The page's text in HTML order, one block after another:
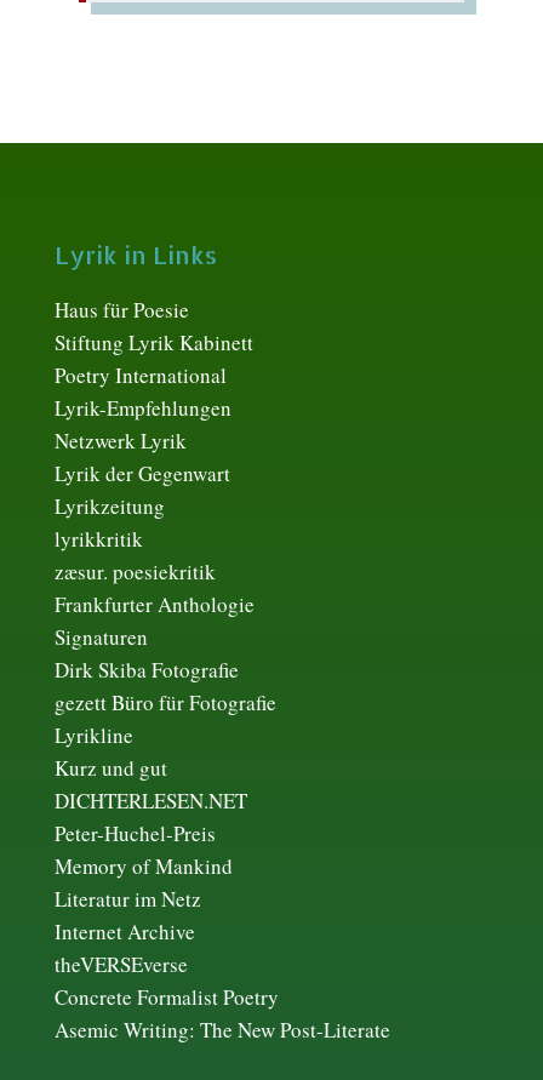
Lyrik in Links
Haus für Poesie
Stiftung Lyrik Kabinett
Poetry International
Lyrik-Empfehlungen
Netzwerk Lyrik
Lyrik der Gegenwart
Lyrikzeitung
lyrikkritik
zæsur. poesiekritik
Frankfurter Anthologie
Signaturen
Dirk Skiba Fotografie
gezett Büro für Fotografie
Lyrikline
Kurz und gut
DICHTERLESEN.NET
Peter-Huchel-Preis
Memory of Mankind
Literatur im Netz
Internet Archive
theVERSEverse
Concrete Formalist Poetry
Asemic Writing: The New Post-Literate